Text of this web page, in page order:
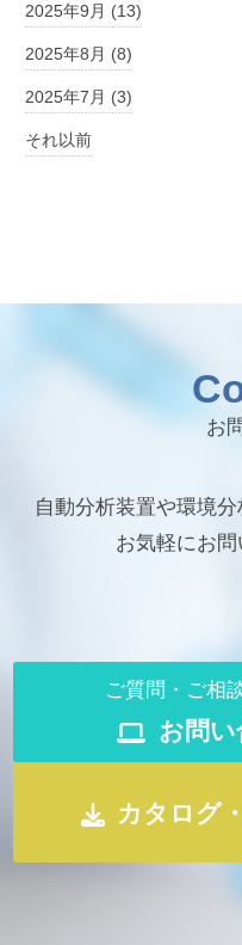
2025年9月 (13)
2025年8月 (8)
2025年7月 (3)
それ以前
お
自動分析装置や環境
お気軽にお問
ご質問・ご相
お問
カタログ